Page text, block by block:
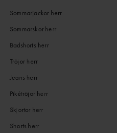
Sommarjackor herr
Sommarskor herr
Badshorts herr
Tröjor herr
Jeans herr
Pikétröjor herr
Skjortor herr
Shorts herr